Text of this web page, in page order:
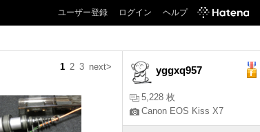
ユーザー登録 ログイン ヘルプ
1 2 3 next> yggxq957
5,228 枚
Canon EOS Kiss X7